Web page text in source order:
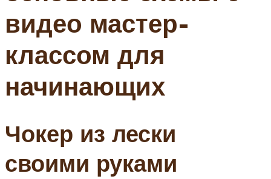
видео мастер-
классом для
начинающих
Чокер из лески
своими руками